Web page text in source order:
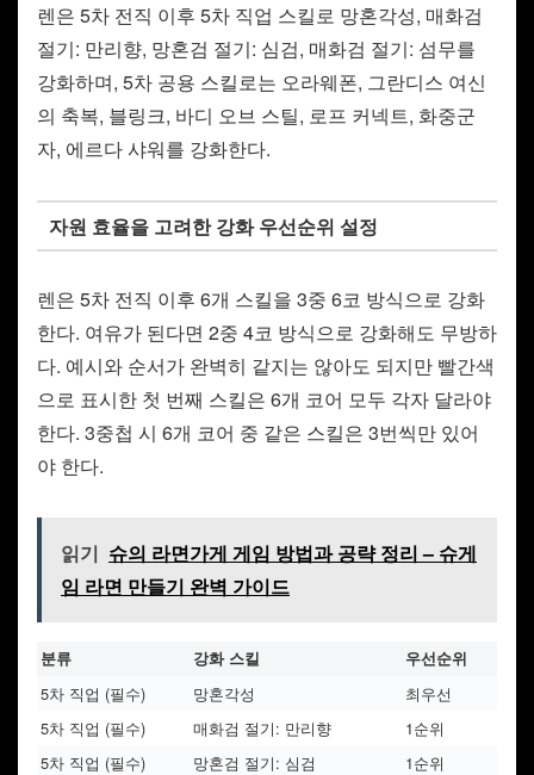
렌은 5차 전직 이후 5차 직업 스킬로 망혼각성, 매화검
절기: 만리향, 망혼검 절기: 심검, 매화검 절기: 섬무를
강화하며, 5차 공용 스킬로는 오라웨폰, 그란디스 여신
의 축복, 블링크, 바디 오브 스틸, 로프 커넥트, 화중군
자, 에르다 샤워를 강화한다.
자원 효율을 고려한 강화 우선순위 설정
렌은 5차 전직 이후 6개 스킬을 3중 6코 방식으로 강화
한다. 여유가 된다면 2중 4코 방식으로 강화해도 무방하
다. 예시와 순서가 완벽히 같지는 않아도 되지만 빨간색
으로 표시한 첫 번째 스킬은 6개 코어 모두 각자 달라야
한다. 3중첩 시 6개 코어 중 같은 스킬은 3번씩만 있어
야 한다.
읽기 슈의 라면가게 게임 방법과 공략 정리 – 슈게
임 라면 만들기 완벽 가이드
분류 강화 스킬 우선순위
5차 직업 (필수) 망혼각성
최우선
5차 직업 (필수)
매화검 절기: 만리향
1순위
5차 직업 (필수)
망혼검 절기: 심검
1순위